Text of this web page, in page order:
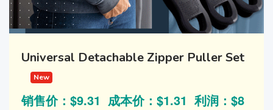
Universal Detachable Zipper Puller Set
New
销售价：$9.31 成本价：$1.31 利润：$8